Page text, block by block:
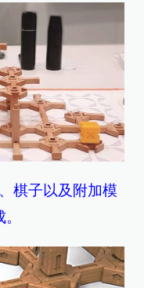
棋子以及附加模